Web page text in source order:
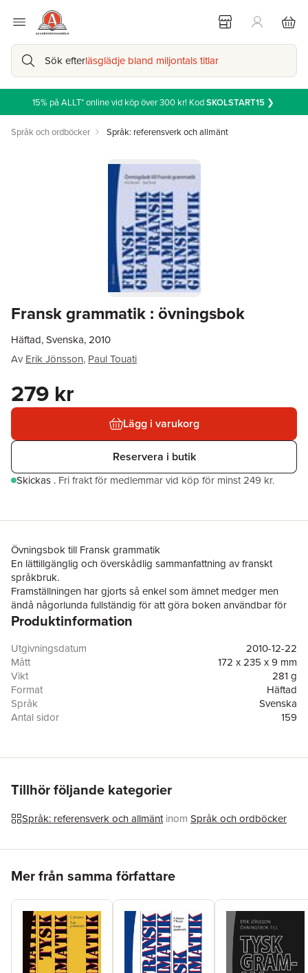
Sök efterläsglädje bland miljontals titlar
15% på ALLT* online vid köp över 300 kr! KodSKOLSTART15❯
Språk och ordböcker Språk: referensverk och allmänt
Fransk grammatik : övningsbok
Häftad, Svenska, 2010
Av Erik Jönsson, Paul Touati
279 kr
Lägg i varukorg
Reservera i butik
Skickas . Fri frakt för medlemmar vid köp för minst 249 kr.
Övningsbok till Fransk grammatik
En lättillgänglig och överskådlig sammanfattning av franskt
språkbruk.
Framställningen har gjorts så enkel som ämnet medger men
ändå någorlunda fullständig för att göra boken användbar för
studerande såväl på grundskole- som gymnasienivå.
främst vikt vid de moment där franskan särskilt påtagligt skiljer
sig från svenskan.
Produktinformation
Utgivningsdatum
2010-12-22
Mått
172 x 235 x 9 mm
Vikt
281 g
Format
Häftad
Språk
Svenska
Antal sidor
159
ISBN
9789144050805
Tillhör följande kategorier
Språk: referensverk och allmänt inom Språk och ordböcker
Mer från samma författare